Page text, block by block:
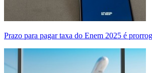
Prazo para pagar taxa do Enem 2025 é